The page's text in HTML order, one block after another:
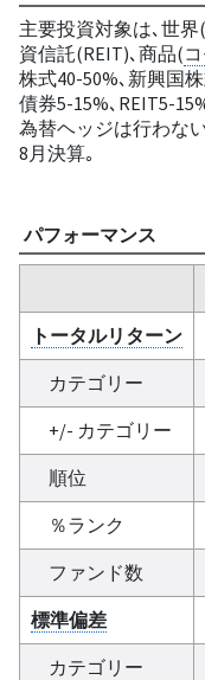
主要投資対象は､世
資信託(REIT)､商品(
株式40-50%､新興国
債券5-15%､REIT5-
為替ヘッジは行わな
8月決算｡
パフォーマンス
トータルリターン
カテゴリー
+/- カテゴリー
順位
％ランク
ファンド数
標準偏差
カテゴリー